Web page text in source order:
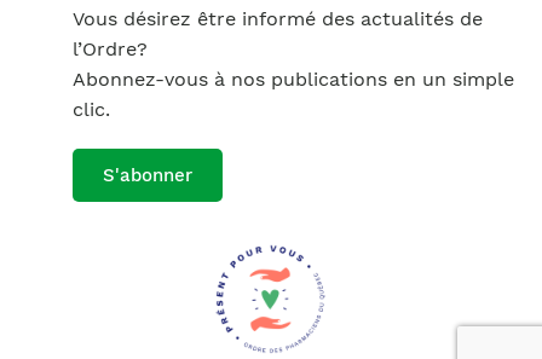
Vous désirez être informé des actualités de
l’Ordre?
Abonnez-vous à nos publications en un simple
clic.
S'abonner